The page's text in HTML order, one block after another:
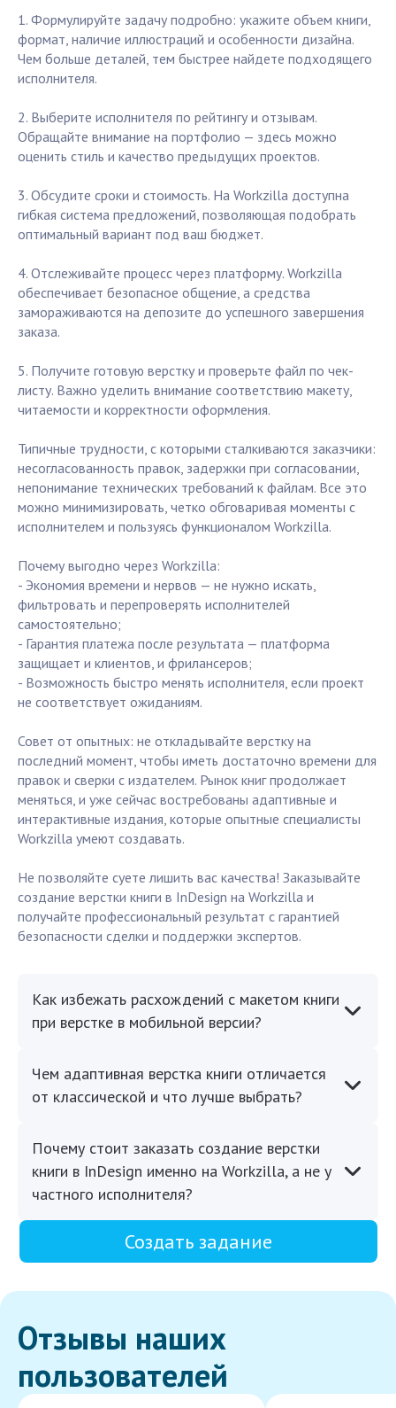
1. Формулируйте задачу подробно: укажите объем книги,
формат, наличие иллюстраций и особенности дизайна.
Чем больше деталей, тем быстрее найдете подходящего
исполнителя.
2. Выберите исполнителя по рейтингу и отзывам.
Обращайте внимание на портфолио — здесь можно
оценить стиль и качество предыдущих проектов.
3. Обсудите сроки и стоимость. На Workzilla доступна
гибкая система предложений, позволяющая подобрать
оптимальный вариант под ваш бюджет.
4. Отслеживайте процесс через платформу. Workzilla
обеспечивает безопасное общение, а средства
замораживаются на депозите до успешного завершения
заказа.
5. Получите готовую верстку и проверьте файл по чек-
листу. Важно уделить внимание соответствию макету,
читаемости и корректности оформления.
Типичные трудности, с которыми сталкиваются заказчики:
несогласованность правок, задержки при согласовании,
непонимание технических требований к файлам. Все это
можно минимизировать, четко обговаривая моменты с
исполнителем и пользуясь функционалом Workzilla.
Почему выгодно через Workzilla:
- Экономия времени и нервов — не нужно искать,
фильтровать и перепроверять исполнителей
самостоятельно;
- Гарантия платежа после результата — платформа
защищает и клиентов, и фрилансеров;
- Возможность быстро менять исполнителя, если проект
не соответствует ожиданиям.
Совет от опытных: не откладывайте верстку на
последний момент, чтобы иметь достаточно времени для
правок и сверки с издателем. Рынок книг продолжает
меняться, и уже сейчас востребованы адаптивные и
интерактивные издания, которые опытные специалисты
Workzilla умеют создавать.
Не позволяйте суете лишить вас качества! Заказывайте
создание верстки книги в InDesign на Workzilla и
получайте профессиональный результат с гарантией
безопасности сделки и поддержки экспертов.
Как избежать расхождений с макетом книги
при верстке в мобильной версии?
Чем адаптивная верстка книги отличается
от классической и что лучше выбрать?
Почему стоит заказать создание верстки
книги в InDesign именно на Workzilla, а не у
частного исполнителя?
Создать задание
Отзывы наших
пользователей